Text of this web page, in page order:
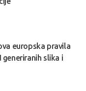
europska pravila
generiranih slika i